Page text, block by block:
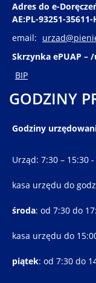
Adres do e-
AE:PL-93251-35611-
email:
Skrzynka ePUAP –
BIP
GODZINY
Godziny
Urząd: 7:30 – 15:30 -
kasa urzędu do
środa: od 7:30 do
kasa urzędu do
piątek: od 7:30 do